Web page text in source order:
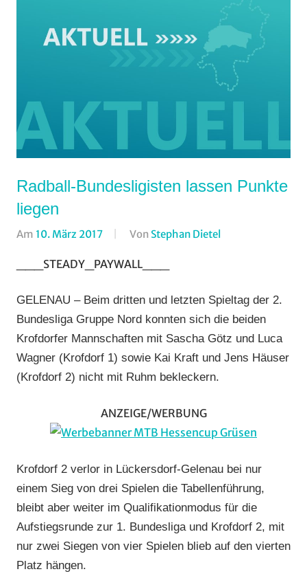
Radball-Bundesligisten lassen Punkte
liegen
Am 10. März 2017 Von Stephan Dietel
Krofdorf-
Gleiberg,
Vereine
___STEADY_PAYWALL___
GELENAU – Beim dritten und letzten Spieltag der 2.
Bundesliga Gruppe Nord konnten sich die beiden
Krofdorfer Mannschaften mit Sascha Götz und Luca
Wagner (Krofdorf 1) sowie Kai Kraft und Jens Häuser
(Krofdorf 2) nicht mit Ruhm bekleckern.
ANZEIGE/WERBUNG
Krofdorf 2 verlor in Lückersdorf-Gelenau bei nur
einem Sieg von drei Spielen die Tabellenführung,
bleibt aber weiter im Qualifikationmodus für die
Aufstiegsrunde zur 1. Bundesliga und Krofdorf 2, mit
nur zwei Siegen von vier Spielen blieb auf den vierten
Platz hängen.